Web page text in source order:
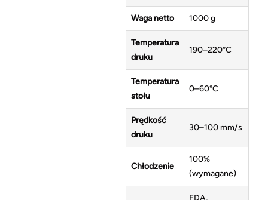
Waga netto 1000 g
Temperatura
druku
190–220°C
Temperatura
stołu
0–60°C
Prędkość
druku
30–100 mm/s
Chłodzenie
100%
(wymagane)
FDA,